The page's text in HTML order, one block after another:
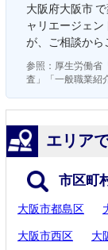
大阪府大阪市
ャリエージェ
が、ご相談から
参照：厚生労働省
査」「一般職業紹
エリア
市区町
大阪市都島区
大阪市西区 大